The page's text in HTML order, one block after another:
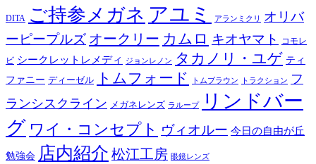
DITA ご持参メガネ アユミ アランミクリ
オリバ
ーピープルズ オークリー カムロ キオヤマト
コモレ
ビ シークレットレメディ ジョンレノン タカノリ・ユゲ ティ
ファニー ディーゼル トムフォード トムブラウン トラクション フ
ランシスクライン メガネレンズ ラループ
リンドバー
グ ワイ・コンセプト ヴィオルー 今日の自由が丘
勉強会 店内紹介 松江工房 眼鏡レンズ